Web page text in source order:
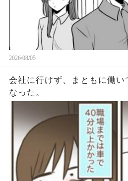
2026/08/05
会社に行けず、まともに働い
なった。